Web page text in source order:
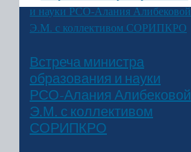
Главная
Новости
2021
2020
2019
Встреча министра
образования и науки
РСО-Алания Алибековой
Э.М. с коллективом
СОРИПКРО